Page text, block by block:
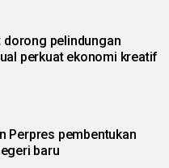
dorong pelindungan
perkuat ekonomi kreatif
Perpres pembentukan
baru